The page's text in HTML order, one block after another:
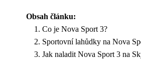
Obsah článku:
Co je Nova Sport 3?
Sportovní lahůdky na Nova
Jak naladit Nova Sport 3 na